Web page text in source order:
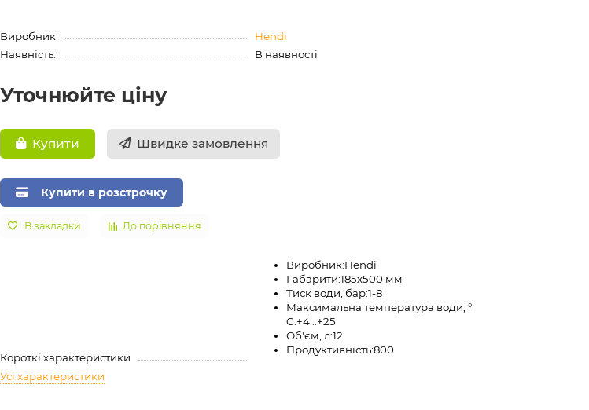
Виробник
Hendi
Наявність:
В наявності
Уточнюйте ціну
Купити Швидке замовлення
Купити в розстрочку
В закладки До порівняння
Короткі характеристики
Виробник:Hendi
Габарити:185х500 мм
Тиск води, бар:1-8
Максимальна температура води, °
C:+4...+25
Об'єм, л:12
Продуктивність:800
Усі характеристики